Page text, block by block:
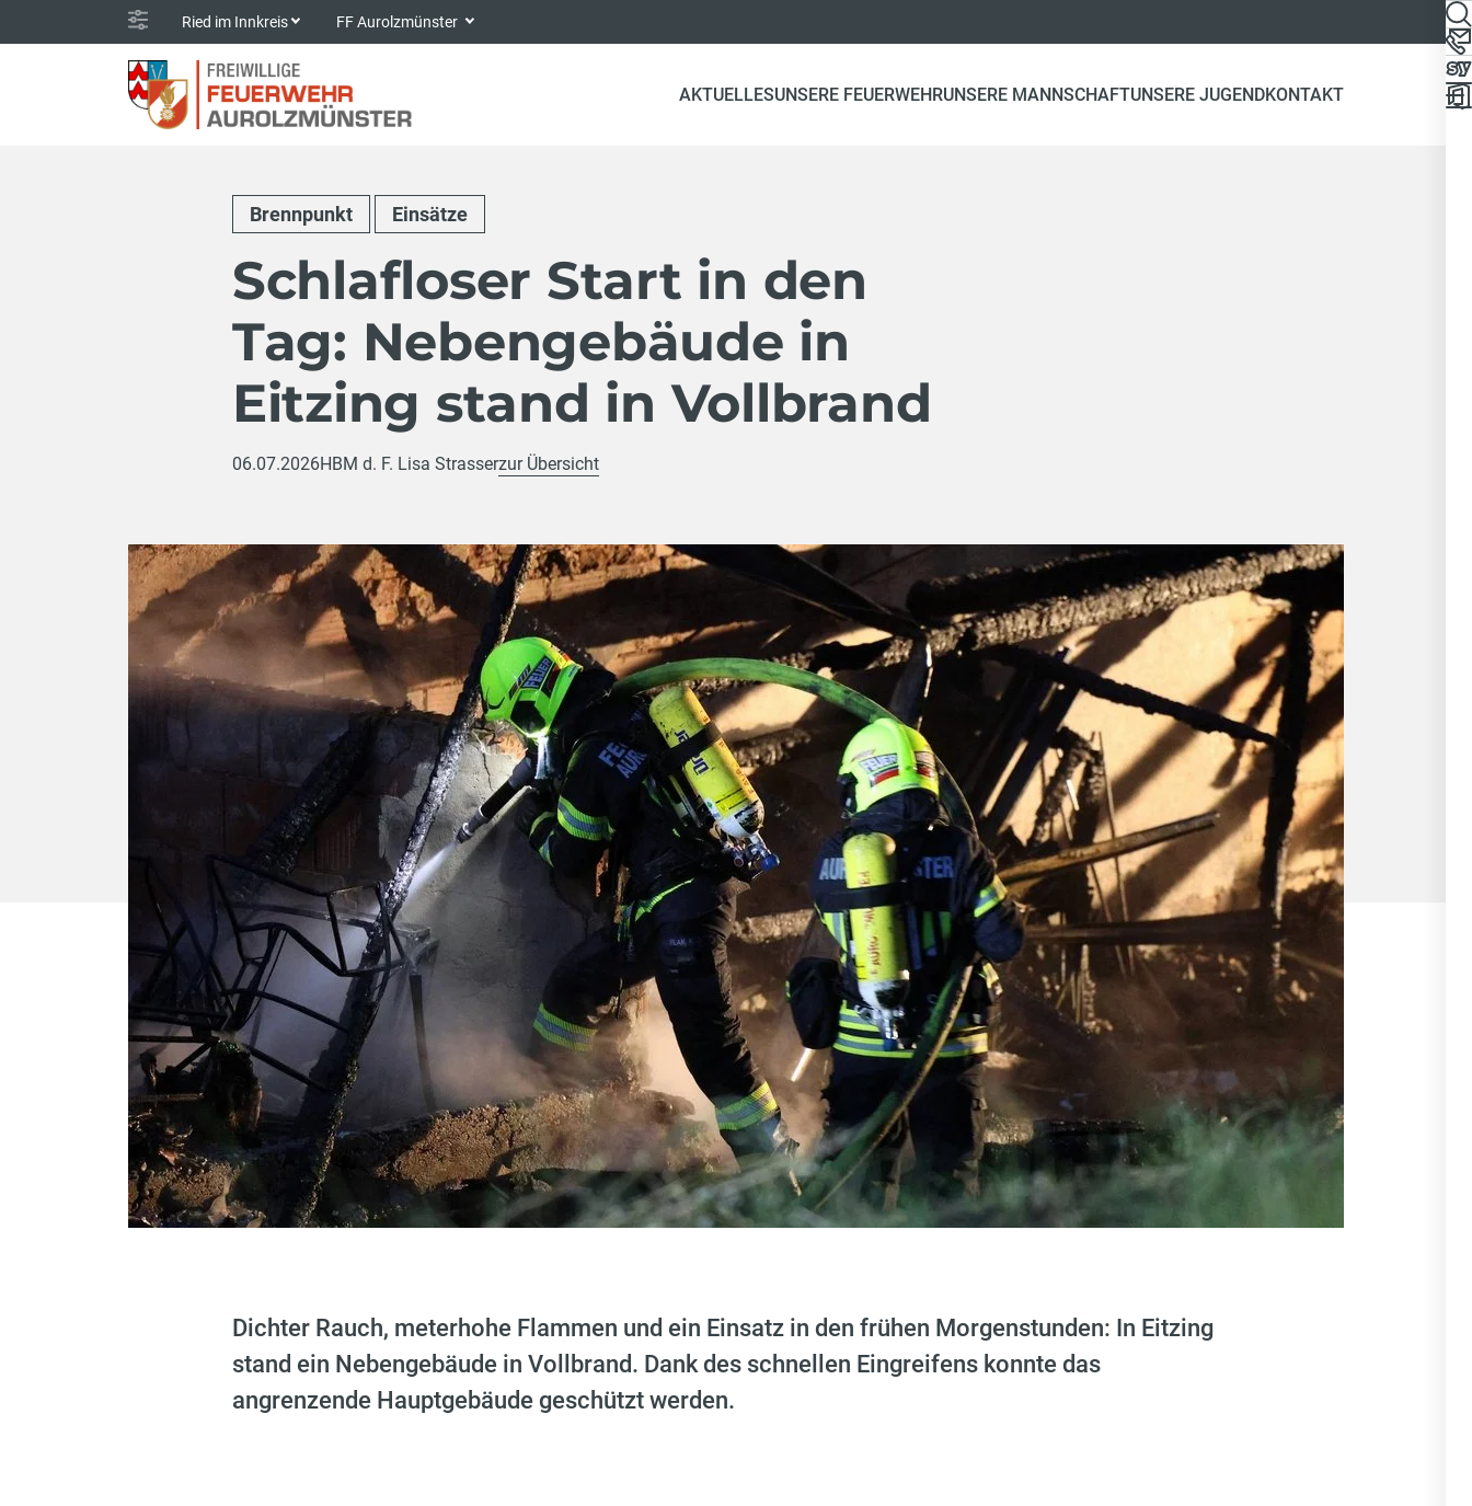
Ried im Innkreis FF Aurolzmünster
AKTUELLESUNSERE FEUERWEHRUNSERE MANNSCHAFTUNSERE JUGENDKONTAKT
Brennpunkt Einsätze
Schlafloser Start in den
Tag: Nebengebäude in
Eitzing stand in Vollbrand
06.07.2026HBM d. F. Lisa Strasserzur Übersicht
Dichter Rauch, meterhohe Flammen und ein Einsatz in den frühen Morgenstunden: In Eitzing
stand ein Nebengebäude in Vollbrand. Dank des schnellen Eingreifens konnte das
angrenzende Hauptgebäude geschützt werden.